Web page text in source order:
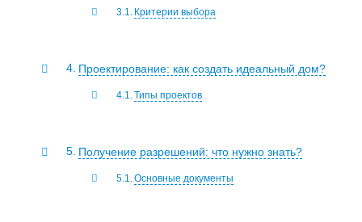
Критерии выбора
Проектирование: как создать идеальный дом?
Типы проектов
Получение разрешений: что нужно знать?
Основные документы